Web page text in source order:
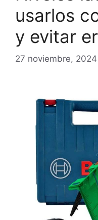
usarlos
y evitar
27 noviembre, 2024